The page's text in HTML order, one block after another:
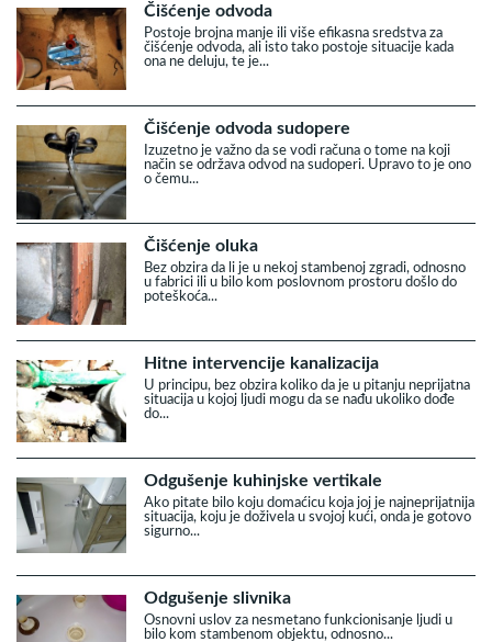
Čišćenje odvoda
Postoje brojna manje ili više efikasna sredstva za
čišćenje odvoda, ali isto tako postoje situacije kada
ona ne deluju, te je...
Čišćenje odvoda sudopere
Izuzetno je važno da se vodi računa o tome na koji
način se održava odvod na sudoperi. Upravo to je ono
o čemu...
Čišćenje oluka
Bez obzira da li je u nekoj stambenoj zgradi, odnosno
u fabrici ili u bilo kom poslovnom prostoru došlo do
poteškoća...
Hitne intervencije kanalizacija
U principu, bez obzira koliko da je u pitanju neprijatna
situacija u kojoj ljudi mogu da se nađu ukoliko dođe
do...
Odgušenje kuhinjske vertikale
Ako pitate bilo koju domaćicu koja joj je najneprijatnija
situacija, koju je doživela u svojoj kući, onda je gotovo
sigurno...
Odgušenje slivnika
Osnovni uslov za nesmetano funkcionisanje ljudi u
bilo kom stambenom objektu, odnosno...